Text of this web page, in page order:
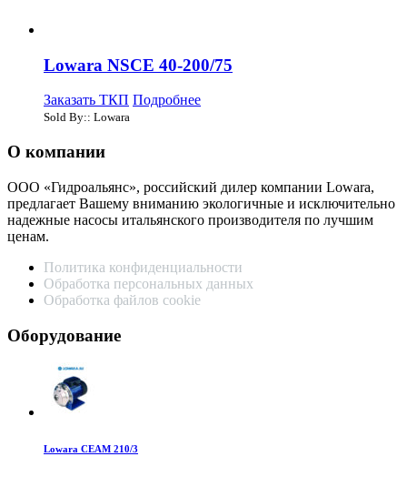
Lowara NSCE 40-200/75
Заказать ТКП Подробнее
Sold By:: Lowara
О компании
ООО «Гидроальянс», российский дилер компании Lowara,
предлагает Вашему вниманию экологичные и исключительно
надежные насосы итальянского производителя по лучшим
ценам.
Политика конфиденциальности
Обработка персональных данных
Обработка файлов cookie
Оборудование
Lowara CEAM 210/3